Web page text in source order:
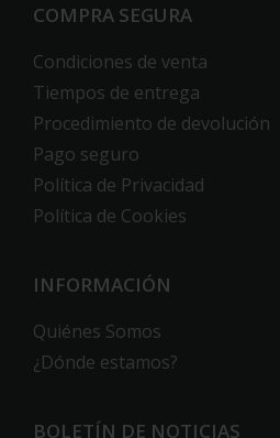
COMPRA SEGURA
Condiciones de venta
Tiempos de entrega
Procedimiento de devolución
Pago seguro
Política de Privacidad
Política de Cookies
INFORMACIÓN
Quiénes Somos
¿Dónde estamos?
BOLETÍN DE NOTICIAS